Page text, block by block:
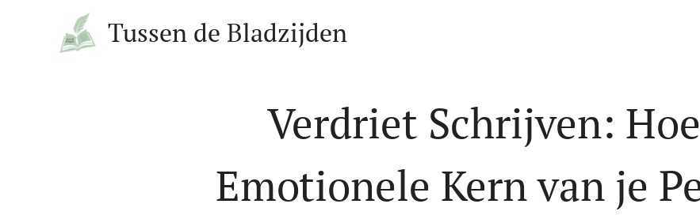
Tussen de Bladzijden
Verdriet Schrijven:
Emotionele Kern van je